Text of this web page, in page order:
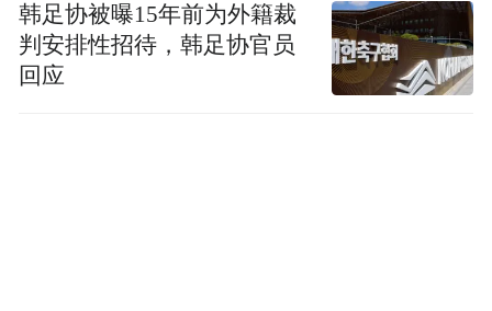
韩足协被曝15年前为外籍裁
判安排性招待，韩足协官员
回应